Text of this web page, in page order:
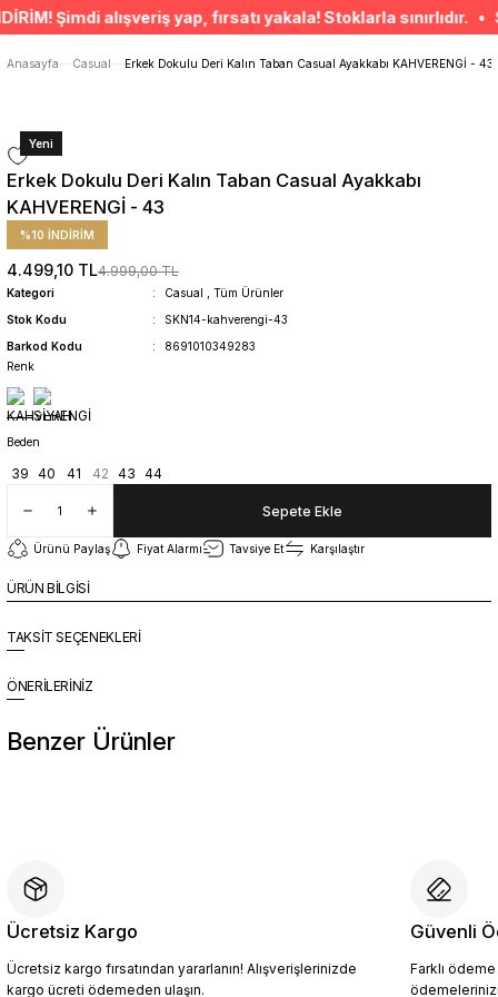
ÜCRETSİZ TESLİMAT İMKANI
SÜRDÜRÜLEBİLİR ÜRÜNLER
Anasayfa
Casual Erkek Dokulu Deri Kalın Taban Casual Ayakkabı KAHVERENGİ - 43
Yeni
Erkek Dokulu Deri Kalın Taban Casual Ayakkabı
KAHVERENGİ - 43
%10 İNDİRİM
4.499,10 TL4.999,00 TL
Kategori Casual
Tüm Ürünler
Stok Kodu
SKN14-kahverengi-43
Barkod Kodu
8691010349283
Renk
Beden
39 40 41 42 43 44
Sepete Ekle
Ürünü Paylaş Fiyat Alarmı Tavsiye Et Karşılaştır
ÜRÜN BİLGİSİ
TAKSİT SEÇENEKLERİ
ÖNERİLERİNİZ
Benzer Ürünler
4.409,10 TL
4.899,00 TL
Sepete Ekle
Ücretsiz Kargo
Ücretsiz kargo fırsatından yararlanın! Alışverişlerinizde
kargo ücreti ödemeden ulaşın.
Güvenli
Farklı
Şimdi alışveriş yap, fırsatı yakala! Stoklarla